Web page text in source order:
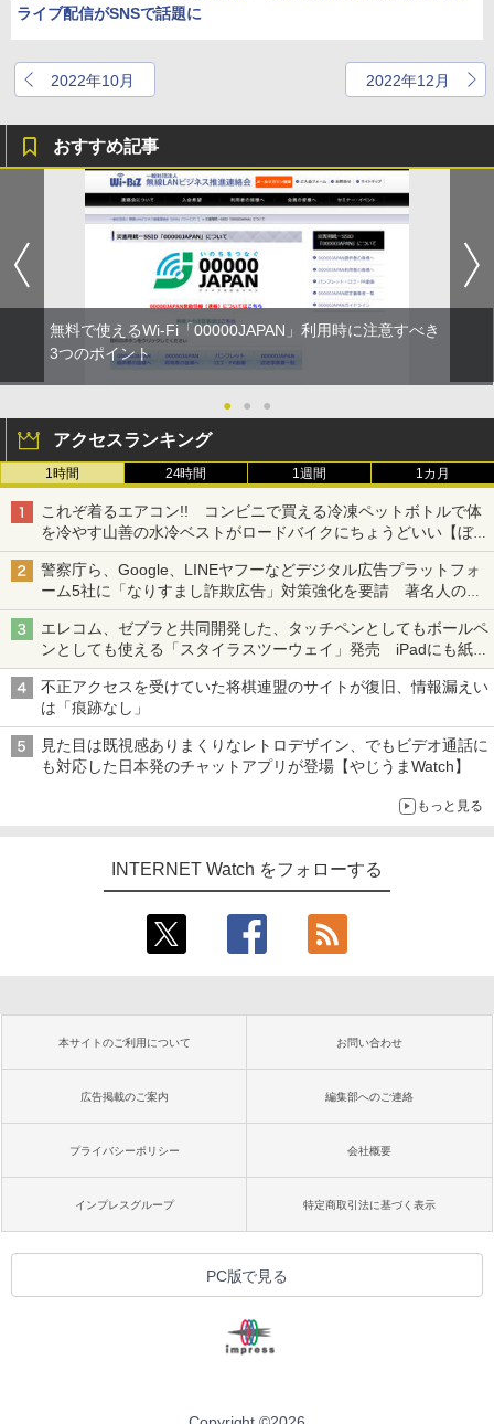
ライブ配信がSNSで話題に
2022年10月 2022年12月
おすすめ記事
無料で使えるWi-Fi「00000JAPAN」利用時に注意すべき
3つのポイント
● ● ●
アクセスランキング
1時間 24時間 1週間 1カ月
これぞ着るエアコン!! コンビニで買える冷凍ペットボトルで体
を冷やす山善の水冷ベストがロードバイクにちょうどいい【ぼっ
ち・ざ・ろーど！その14】【空いた時間でなにしてる？】
警察庁ら、Google、LINEヤフーなどデジタル広告プラットフォ
ーム5社に「なりすまし詐欺広告」対策強化を要請 著名人の写
真や映像を使った投資詐欺などへの対策として
エレコム、ゼブラと共同開発した、タッチペンとしてもボールペ
ンとしても使える「スタイラスツーウェイ」発売 iPadにも紙に
も、持ち替えずに書き込める
不正アクセスを受けていた将棋連盟のサイトが復旧、情報漏えい
は「痕跡なし」
見た目は既視感ありまくりなレトロデザイン、でもビデオ通話に
も対応した日本発のチャットアプリが登場【やじうまWatch】
もっと見る
INTERNET Watch をフォローする
本サイトのご利用について お問い合わせ
広告掲載のご案内 編集部へのご連絡
プライバシーポリシー 会社概要
インプレスグループ 特定商取引法に基づく表示
PC版で見る